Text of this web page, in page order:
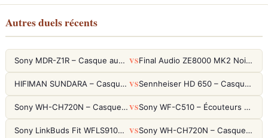
Autres duels récents
Sony MDR-Z1R – Casque audiophile fermé haute résolution VS Final Audio ZE8000 MK2 Noir – Écouteurs True Wireless audiophiles 8K Sound
HIFIMAN SUNDARA – Casque Planar Magnetic Ouvert Over-Ear Audiophile VS Sennheiser HD 650 – Casque audiophile ouvert pour l'écoute analytique
Sony WH-CH720N – Casque ANC 35h, Ultra-léger (192g) avec Processeur V1 VS Sony WF-C510 – Écouteurs True Wireless compacts, autonomie 22h et multipoint
Sony LinkBuds Fit WFLS910NW Blanc – Écouteurs Sport Ailes ANC VS Sony WH-CH720N – Casque ANC 35h, Ultra-léger (192g) avec Processeur V1